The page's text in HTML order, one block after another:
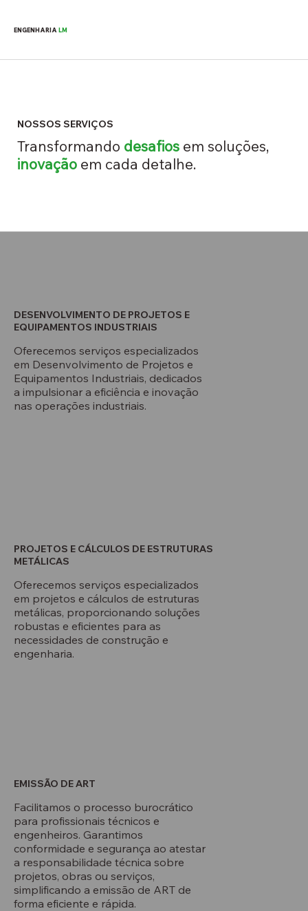
ENGENHARIA LM
Transformando desafiosem soluções,
inovaçãoem cada detalhe.
NOSSOS SERVIÇOS
Oferecemos serviços especializados
em Desenvolvimento de Projetos e
Equipamentos Industriais, dedicados
a impulsionar a eficiência e inovação
nas operações industriais.
DESENVOLVIMENTO DE PROJETOS E
EQUIPAMENTOS INDUSTRIAIS
Oferecemos serviços especializados
em projetos e cálculos de estruturas
metálicas, proporcionando soluções
robustas e eficientes para as
necessidades de construção e
engenharia.
PROJETOS E CÁLCULOS DE ESTRUTURAS
METÁLICAS
Facilitamos o processo burocrático
para profissionais técnicos e
engenheiros. Garantimos
conformidade e segurança ao atestar
a responsabilidade técnica sobre
projetos, obras ou serviços,
simplificando a emissão de ART de
forma eficiente e rápida.
EMISSÃO DE ART